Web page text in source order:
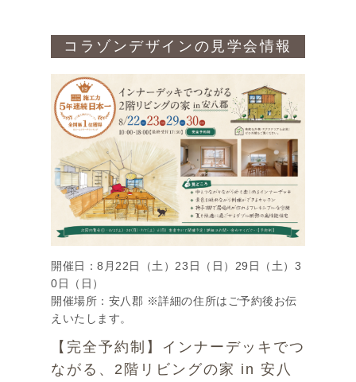
コラゾンデザインの見学会情報
開催日：8月22日（土）23日（日）29日（土）3
0日（日）
開催場所：安八郡 ※詳細の住所はご予約後お伝
えいたします。
【完全予約制】インナーデッキでつ
ながる、2階リビングの家 in 安八